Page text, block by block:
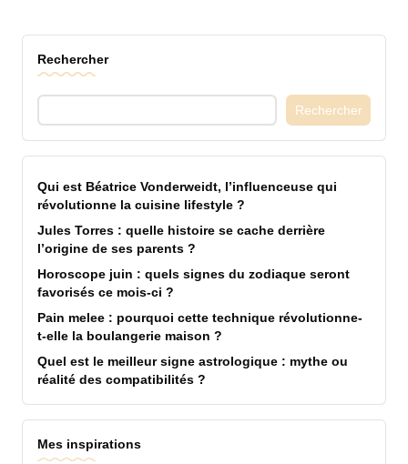
Rechercher
Rechercher
Qui est Béatrice Vonderweidt, l’influenceuse qui
révolutionne la cuisine lifestyle ?
Jules Torres : quelle histoire se cache derrière
l’origine de ses parents ?
Horoscope juin : quels signes du zodiaque seront
favorisés ce mois-ci ?
Pain melee : pourquoi cette technique révolutionne-
t-elle la boulangerie maison ?
Quel est le meilleur signe astrologique : mythe ou
réalité des compatibilités ?
Mes inspirations